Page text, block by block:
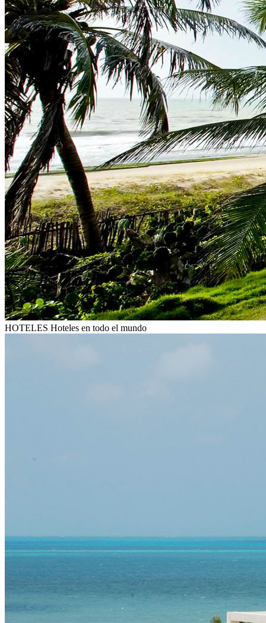
HOTELES Hoteles en todo el mundo